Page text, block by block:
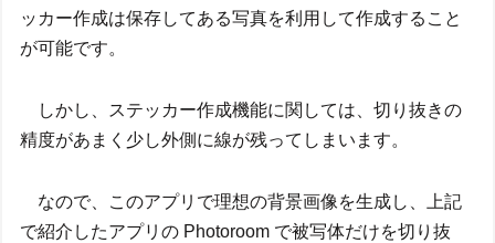
ッカー作成は保存してある写真を利用して作成すること
が可能です。
しかし、ステッカー作成機能に関しては、切り抜きの
精度があまく少し外側に線が残ってしまいます。
なので、このアプリで理想の背景画像を生成し、上記
で紹介したアプリの Photoroom で被写体だけを切り抜